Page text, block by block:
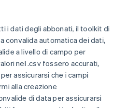
i dati degli abbonati, il toolkit di
convalida automatica dei dati,
a livello di campo per
nel .csv fossero accurati,
assicurarsi che i campi
alla creazione
di data per assicurarsi